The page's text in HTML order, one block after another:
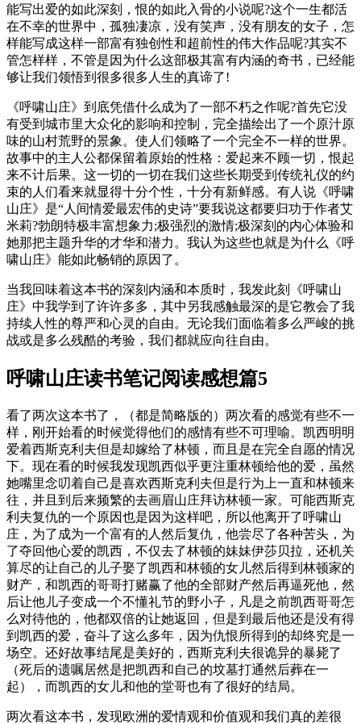
能写出爱的如此深刻，恨的如此入骨的小说呢?这个一生都活
在不幸的世界中，孤独凄凉，没有笑声，没有朋友的女子，怎
样能写成这样一部富有独创性和超前性的伟大作品呢?其实不
管怎样样，不管是因为什么这部极其富有内涵的奇书，已经能
够让我们领悟到很多很多人生的真谛了!
《呼啸山庄》到底凭借什么成为了一部不朽之作呢?首先它没
有受到城市里大众化的影响和控制，完全描绘出了一个原汁原
味的山村荒野的景象。使人们领略了一个完全不一样的世界。
故事中的主人公都保留着原始的性格：爱起来不顾一切，恨起
来不计后果。这一切的一切在我们这些长期受到传统礼仪的约
束的人们看来就显得十分个性，十分有新鲜感。有人说《呼啸
山庄》是“人间情爱最宏伟的史诗”要我说这都要归功于作者艾
米莉?勃朗特极丰富想象力;极强烈的激情;极深刻的内心体验和
她那把主题升华的才华和潜力。我认为这些也就是为什么《呼
啸山庄》能如此畅销的原因了。
当我回味着这本书的深刻内涵和本质时，我发此刻《呼啸山
庄》中我学到了许许多多，其中另我感触最深的是它教会了我
持续人性的尊严和心灵的自由。无论我们面临着多么严峻的挑
战或是多么残酷的考验，我们都就应向往自由。
呼啸山庄读书笔记阅读感想篇5
看了两次这本书了，（都是简略版的）两次看的感觉有些不一
样，刚开始看的时候觉得他们的感情有些不可理喻。凯西明明
爱着西斯克利夫但是却嫁给了林顿，而且是在完全自愿的情况
下。现在看的时候我发现凯西似乎更注重林顿给他的爱，虽然
她嘴里念叨着自己是喜欢西斯克利夫但是行为上一直和林顿来
往，并且到后来频繁的去画眉山庄拜访林顿一家。可能西斯克
利夫复仇的一个原因也是因为这样吧，所以他离开了呼啸山
庄，为了成为一个富有的人然后复仇，他尝尽了各种苦头，为
了夺回他心爱的凯西，不仅去了林顿的妹妹伊莎贝拉，还机关
算尽的让自己的儿子娶了凯西和林顿的女儿然后得到林顿家的
财产，和凯西的哥哥打赌赢了他的全部财产然后再逼死他，然
后让他儿子变成一个不懂礼节的野小子，凡是之前凯西哥哥怎
么对待他的，他都双倍的让她返回，但是到最后他还是没有得
到凯西的爱，奋斗了这么多年，因为仇恨所得到的却终究是一
场空。还好故事结尾是美好的，西斯克利夫很诡异的暴毙了
（死后的遗嘱居然是把凯西和自己的坟墓打通然后葬在一
起），而凯西的女儿和他的堂哥也有了很好的结局。
两次看这本书，发现欧洲的爱情观和价值观和我们真的差很